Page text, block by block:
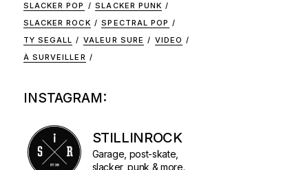
SLACKER POP
SLACKER PUNK
SLACKER ROCK
SPECTRAL POP
TY SEGALL
VALEUR SURE
VIDEO
À SURVEILLER
INSTAGRAM:
STILLINROCK
Garage, post-skate,
slacker, punk & more.